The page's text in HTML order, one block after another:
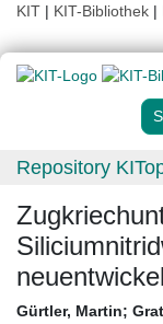
KIT | KIT-Bibliothek |
Repository
Gürtler, Martin;